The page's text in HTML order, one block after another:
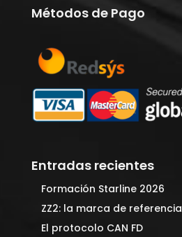
Métodos de Pago
Entradas recientes
Formación Starline 2026
ZZ2: la marca de referencia
El protocolo CAN FD